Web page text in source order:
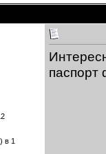
в 1
паспорт